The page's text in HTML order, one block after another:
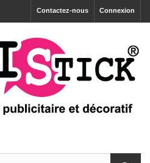
Connexion
Contactez-nous